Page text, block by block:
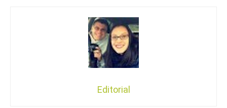
Editorial